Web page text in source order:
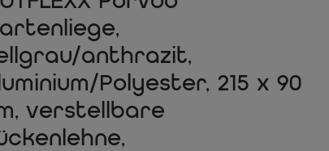
anthrazit,
Polyester, 215 x 90
verstellbare